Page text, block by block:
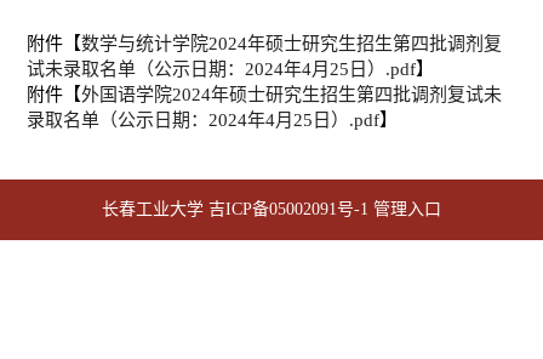
附件【数学与统计学院2024年硕士研究生招生第四批调剂复
试未录取名单（公示日期：2024年4月25日）.pdf】
附件【外国语学院2024年硕士研究生招生第四批调剂复试未
录取名单（公示日期：2024年4月25日）.pdf】
长春工业大学 吉ICP备05002091号-1 管理入口